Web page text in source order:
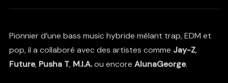
Pionnier d’une bass music hybride mêlant trap, EDM et
pop, il a collaboré avec des artistes comme Jay-Z,
Future, Pusha T, M.I.A.ou encore AlunaGeorge.